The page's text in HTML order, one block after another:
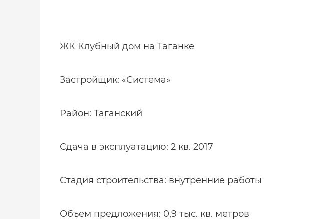
ЖК Клубный дом на Таганке
Застройщик: «Система»
Район: Таганский
Сдача в эксплуатацию: 2 кв. 2017
Стадия строительства: внутренние работы
Объем предложения: 0,9 тыс. кв. метров